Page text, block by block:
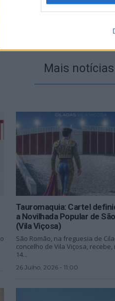
Mais notícias
Tauromaquia: Cartel
a Novilhada Popular de
(Vila Viçosa)
São Romão, na freguesia de
concelho de Vila Viçosa, recebe,
14...
26 Julho, 2026 - 11:00